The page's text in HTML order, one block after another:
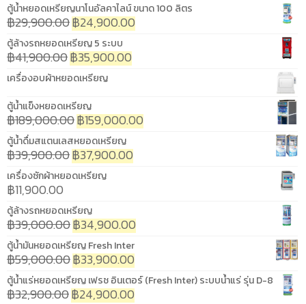
ตู้น้ำหยอดเหรียญนาโนอัลคาไลน์ ขนาด 100 ลิตร
฿29,900.00฿24,900.00
ตู้ล้างรถหยอดเหรียญ 5 ระบบ
฿41,900.00฿35,900.00
เครื่องอบผ้าหยอดเหรียญ
ตู้น้ำแข็งหยอดเหรียญ
฿189,000.00฿159,000.00
ตู้น้ำดื่มสแตนเลสหยอดเหรียญ
฿39,900.00฿37,900.00
เครื่องซักผ้าหยอดเหรียญ
฿11,900.00
ตู้ล้างรถหยอดเหรียญ
฿39,000.00฿34,900.00
ตู้น้ำมันหยอดเหรียญ Fresh Inter
฿59,000.00฿33,900.00
ตู้น้ำแร่หยอดเหรียญ เฟรช อินเตอร์ (Fresh Inter) ระบบน้ำแร่ รุ่น D-8
฿32,900.00฿24,900.00